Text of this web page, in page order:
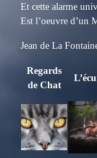
Et cette alarme
Est l’oeuvre d’un
Jean de La
Regards
de Chat